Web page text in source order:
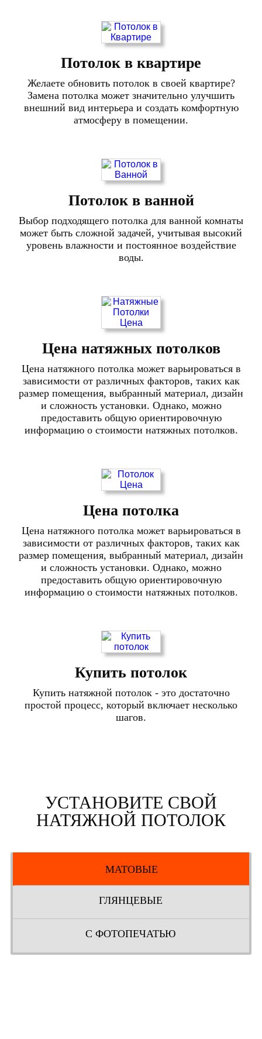
Потолок в квартире
Желаете обновить потолок в своей квартире?
Замена потолка может значительно улучшить
внешний вид интерьера и создать комфортную
атмосферу в помещении.
Потолок в ванной
Выбор подходящего потолка для ванной комнаты
может быть сложной задачей, учитывая высокий
уровень влажности и постоянное воздействие
воды.
Цена натяжных потолков
Цена натяжного потолка может варьироваться в
зависимости от различных факторов, таких как
размер помещения, выбранный материал, дизайн
и сложность установки. Однако, можно
предоставить общую ориентировочную
информацию о стоимости натяжных потолков.
Цена потолка
Цена натяжного потолка может варьироваться в
зависимости от различных факторов, таких как
размер помещения, выбранный материал, дизайн
и сложность установки. Однако, можно
предоставить общую ориентировочную
информацию о стоимости натяжных потолков.
Купить потолок
Купить натяжной потолок - это достаточно
простой процесс, который включает несколько
шагов.
УСТАНОВИТЕ СВОЙ
НАТЯЖНОЙ ПОТОЛОК
МАТОВЫЕ
ГЛЯНЦЕВЫЕ
С ФОТОПЕЧАТЬЮ